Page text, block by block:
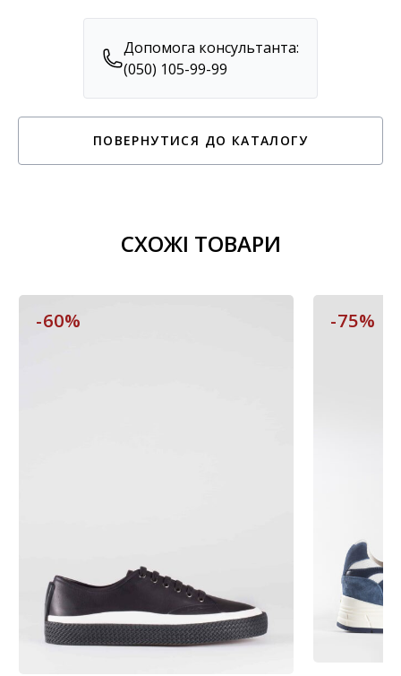
Допомога консультанта:
(050) 105-99-99
ПОВЕРНУТИСЯ ДО КАТАЛОГУ
СХОЖІ ТОВАРИ
-60% -75%